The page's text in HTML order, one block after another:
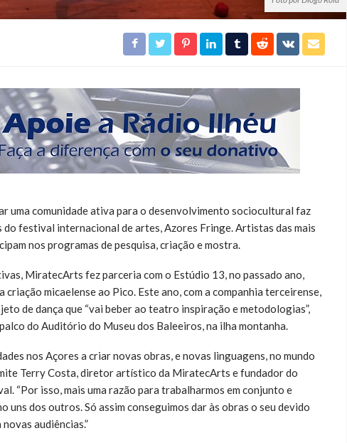
uma comunidade ativa para o desenvolvimento sociocultural faz
festival internacional de artes, Azores Fringe. Artistas das mais
nos programas de pesquisa, criação e mostra.
MiratecArts fez parceria com o Estúdio 13, no passado ano,
criação micaelense ao Pico. Este ano, com a companhia terceirense,
de dança que “vai beber ao teatro inspiração e metodologias”,
do Auditório do Museu dos Baleeiros, na ilha montanha.
nos Açores a criar novas obras, e novas linguagens, no mundo
Terry Costa, diretor artístico da MiratecArts e fundador do
“Por isso, mais uma razão para trabalharmos em conjunto e
uns dos outros. Só assim conseguimos dar às obras o seu devido
audiências.”